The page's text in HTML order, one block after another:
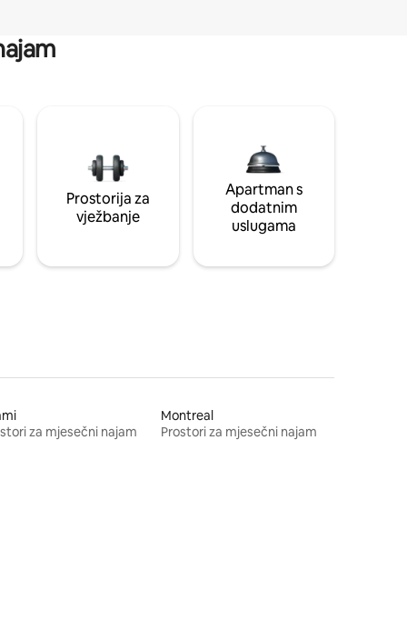
Prostorija za
vježbanje
Apartman s
dodatnim
uslugama
za mjesečni najam
Montreal
Prostori za mjesečni najam